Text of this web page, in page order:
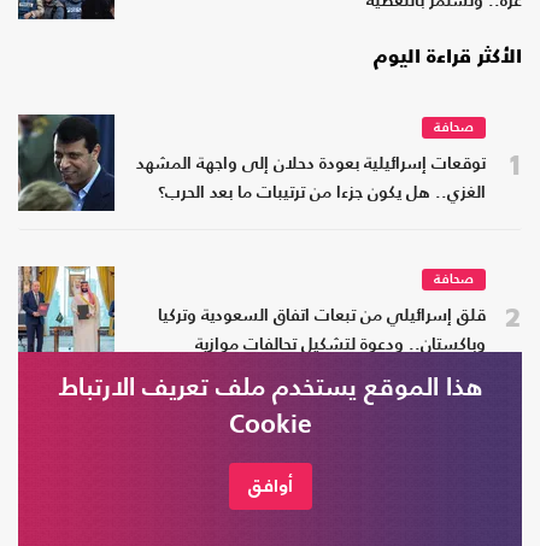
الأكثر قراءة اليوم
1
صحافة
توقعات إسرائيلية بعودة دحلان إلى واجهة المشهد
الغزي.. هل يكون جزءا من ترتيبات ما بعد الحرب؟
2
صحافة
قلق إسرائيلي من تبعات اتفاق السعودية وتركيا
وباكستان.. ودعوة لتشكيل تحالفات موازية
قراءة إسرائيلية في التحالف الجديد بالشرق الأوسط..
هذا الموقع يستخدم ملف تعريف الارتباط
Cookie
أوافق